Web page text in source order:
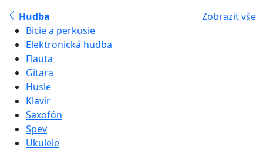
Hudba
Zobrazit vše
Bicie a perkusie
Elektronická hudba
Flauta
Gitara
Husle
Klavír
Saxofón
Spev
Ukulele